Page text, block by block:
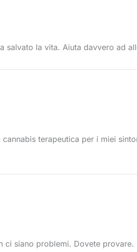
salvato la vita. Aiuta davvero ad
terapeutica per i miei
ci siano problemi. Dovete provare.